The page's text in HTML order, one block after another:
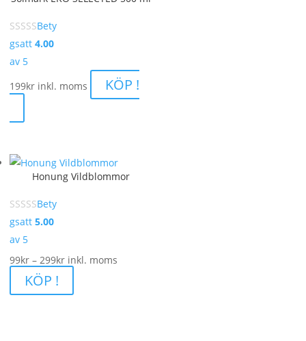
Bety
gsatt 4.00
av 5
199kr inkl. moms KÖP !
Honung Vildblommor
Bety
gsatt 5.00
av 5
99kr – 299krPrisintervall:
till
inkl. moms
KÖP !